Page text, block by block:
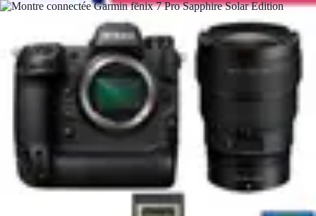
Connectivité Pro
Stratégies de ConnectivitéTechnologies de
Optimisation de la ConnectivitéOptimisation de la
connectivité
Connectivité Pro